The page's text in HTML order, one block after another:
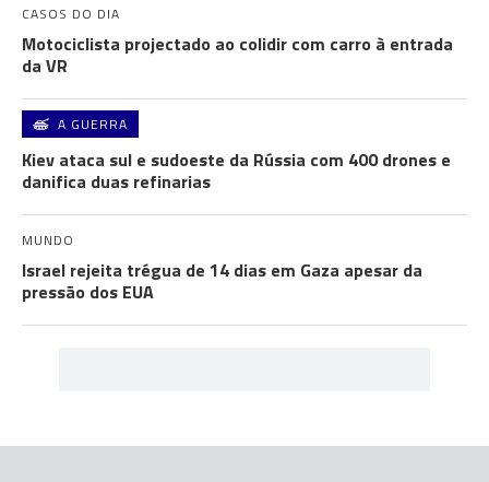
CASOS DO DIA
Motociclista projectado ao colidir com carro à entrada
da VR
A GUERRA
Kiev ataca sul e sudoeste da Rússia com 400 drones e
danifica duas refinarias
MUNDO
Israel rejeita trégua de 14 dias em Gaza apesar da
pressão dos EUA